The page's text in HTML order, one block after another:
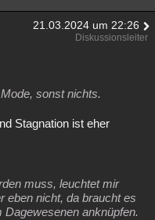
21.03.2024 um 22:26
Diskussionsleiter
sonst nichts.
Stagnation ist eher
muss, leuchtet mir
eben nicht, da braucht es
Dagewesenen anknüpfen.